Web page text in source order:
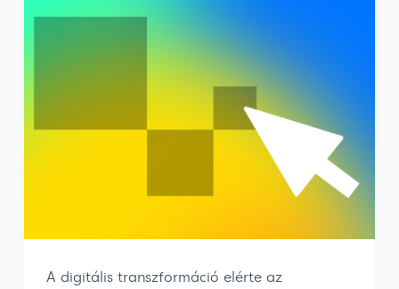
A digitális transzformáció elérte az